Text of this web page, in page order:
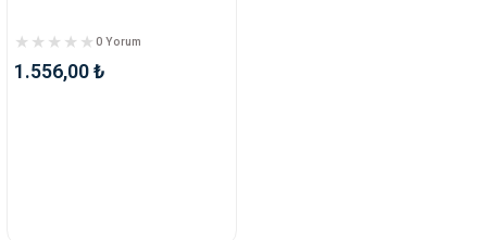
0 Yorum
1.556,00 ₺